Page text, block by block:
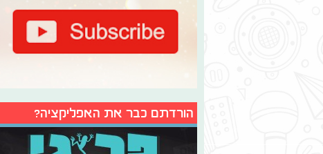
הורדתם כבר את האפליקציה?